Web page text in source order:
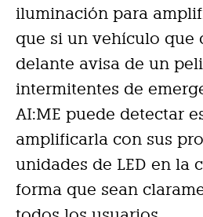
iluminación para
que si un vehículo que
delante avisa de un
intermitentes de
AI:ME puede detectar
amplificarla con sus
unidades de LED en la
forma que sean